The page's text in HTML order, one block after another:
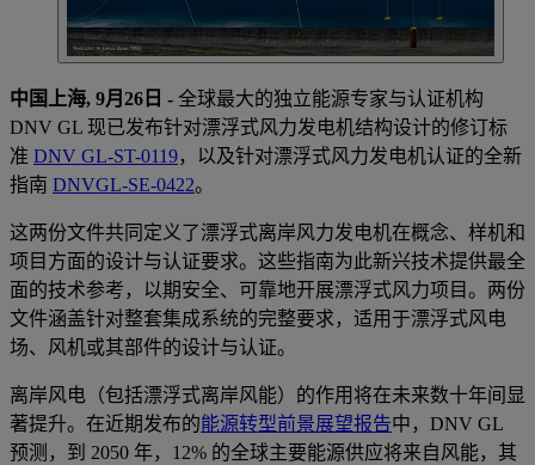
中国上海, 9月26日 - 全球最大的独立能源专家与认证机构
DNV GL 现已发布针对漂浮式风力发电机结构设计的修订标
准 DNV GL-ST-0119，以及针对漂浮式风力发电机认证的全新
指南 DNVGL-SE-0422。
这两份文件共同定义了漂浮式离岸风力发电机在概念、样机和
项目方面的设计与认证要求。这些指南为此新兴技术提供最全
面的技术参考，以期安全、可靠地开展漂浮式风力项目。两份
文件涵盖针对整套集成系统的完整要求，适用于漂浮式风电
场、风机或其部件的设计与认证。
离岸风电（包括漂浮式离岸风能）的作用将在未来数十年间显
著提升。在近期发布的能源转型前景展望报告中，DNV GL
预测，到 2050 年，12% 的全球主要能源供应将来自风能，其